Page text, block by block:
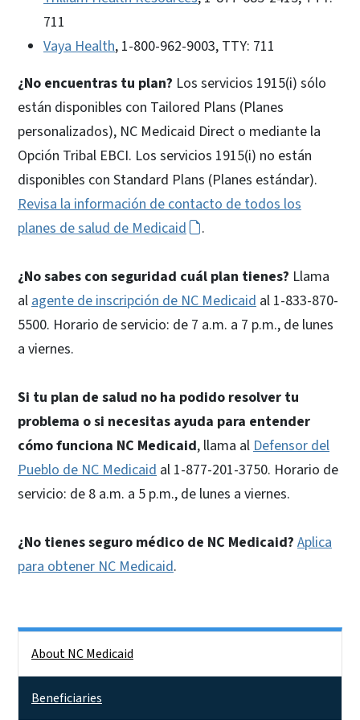
711
Vaya Health, 1-800-962-9003, TTY: 711
¿No encuentras tu plan? Los servicios 1915(i) sólo
están disponibles con Tailored Plans (Planes
personalizados), NC Medicaid Direct o mediante la
Opción Tribal EBCI. Los servicios 1915(i) no están
disponibles con Standard Plans (Planes estándar).
Revisa la información de contacto de todos los
planes de salud de Medicaid
.
¿No sabes con seguridad cuál plan tienes? Llama
al agente de inscripción de NC Medicaid al 1-833-870-
5500. Horario de servicio: de 7 a.m. a 7 p.m., de lunes
a viernes.
Si tu plan de salud no ha podido resolver tu
problema o si necesitas ayuda para entender
cómo funciona NC Medicaid, llama al Defensor del
Pueblo de NC Medicaid al 1-877-201-3750. Horario de
servicio: de 8 a.m. a 5 p.m., de lunes a viernes.
¿No tienes seguro médico de NC Medicaid? Aplica
para obtener NC Medicaid.
About NC Medicaid
Beneficiaries